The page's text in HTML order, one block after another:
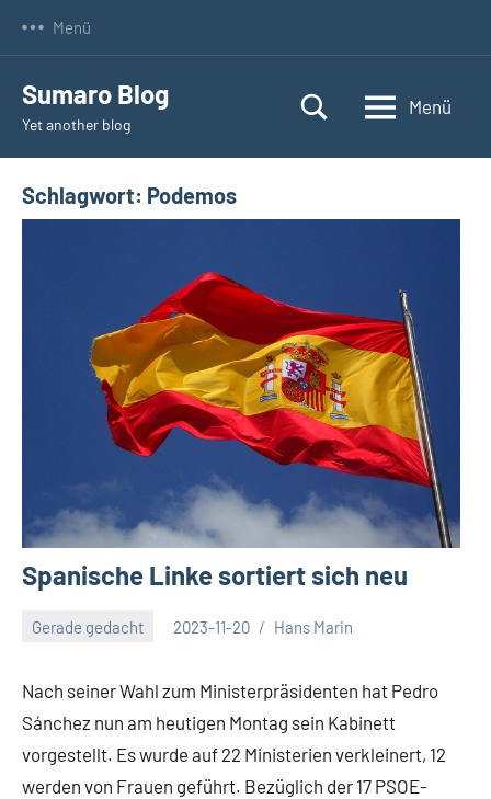
Menü
Sumaro Blog
Yet another blog
Menü
Schlagwort: Podemos
Spanische Linke sortiert sich neu
Gerade gedacht 2023-11-20 Hans Marin
Nach seiner Wahl zum Ministerpräsidenten hat Pedro
Sánchez nun am heutigen Montag sein Kabinett
vorgestellt. Es wurde auf 22 Ministerien verkleinert, 12
werden von Frauen geführt. Bezüglich der 17 PSOE-